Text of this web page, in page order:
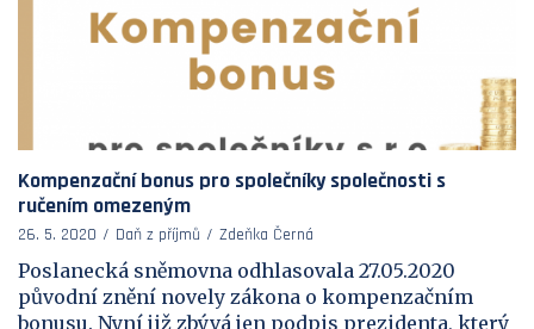
Kompenzační bonus pro společníky společnosti s
ručením omezeným
26. 5. 2020 Daň z příjmů Zdeňka Černá
Poslanecká sněmovna odhlasovala 27.05.2020
původní znění novely zákona o kompenzačním
bonusu. Nyní již zbývá jen podpis prezidenta, který